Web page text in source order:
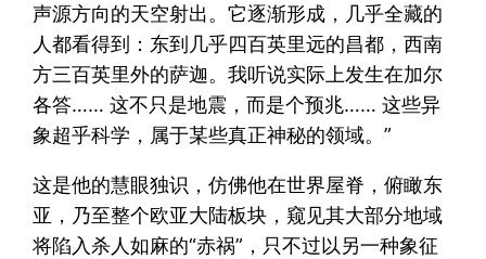
声源方向的天空射出。它逐渐形成，几乎全藏的
人都看得到：东到几乎四百英里远的昌都，西南
方三百英里外的萨迦。我听说实际上发生在加尔
各答…… 这不只是地震，而是个预兆…… 这些异
象超乎科学，属于某些真正神秘的领域。”
这是他的慧眼独识，仿佛他在世界屋脊，俯瞰东
亚，乃至整个欧亚大陆板块，窥见其大部分地域
将陷入杀人如麻的“赤祸”，只不过以另一种象征